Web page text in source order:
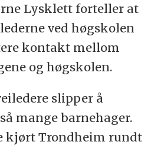
Lysklett forteller at
ved høgskolen
kontakt mellom
og høgskolen.
slipper å
mange barnehager.
kjørt Trondheim rundt